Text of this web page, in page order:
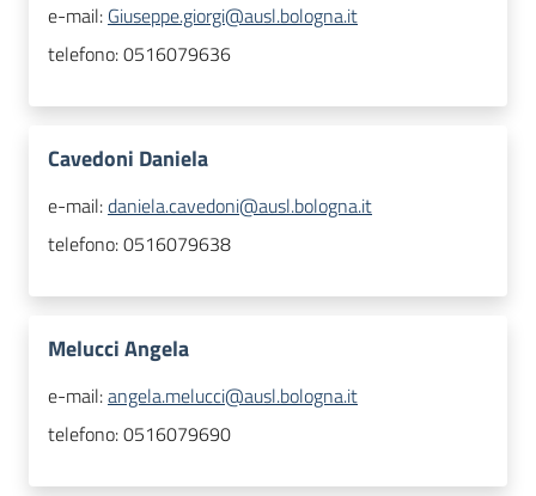
e-mail: Giuseppe.giorgi@ausl.bologna.it
telefono:0516079636
Cavedoni Daniela
e-mail:daniela.cavedoni@ausl.bologna.it
telefono:0516079638
Melucci Angela
e-mail:angela.melucci@ausl.bologna.it
telefono:0516079690